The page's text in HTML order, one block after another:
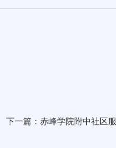
下一篇： 赤峰学院附中社区